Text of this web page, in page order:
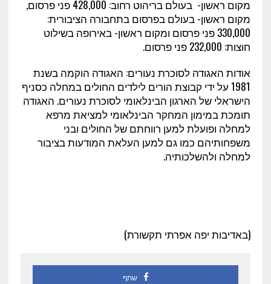
מקום ראשון- בעולם בריהוט רחוב: 428,000 פני פרסום,
מקום ראשון- בעולם בפרסום בתחבורה הציבורית:
330,000 פני פרסום ומקום ראשון- באירופה בשילוט
חוצות: 232,000 פני פרסום.
אודות האגודה לסוכרת נעורים: האגודה הוקמה בשנת
1981 על ידי קבוצת הורים לילדים החולים במחלה כסניף
הישראלי של הארגון הבינלאומי לסוכרת נעורים. האגודה
תומכת במימון המחקר הבינלאומי למציאת מרפא
למחלה ופועלת למען רווחתם של החולים ובני
משפחותיהם כמו גם למען העלאת המודעות בציבור
למחלה ולהשלכותיה.
(באדיבות יפה אפרתי תקשורת)
שתף